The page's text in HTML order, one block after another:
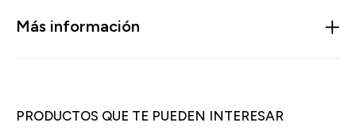
Más información
PRODUCTOS QUE TE PUEDEN INTERESAR